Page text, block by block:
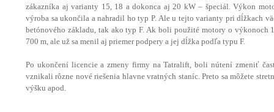
zákazníka aj varianty 15, 18 a dokonca aj 20 kW – špeciál. Výkon
výroba sa ukončila a nahradil ho typ P. Ale u tejto varianty pri dĺžkach
betónového základu, tak ako typ F. Ak boli použité motory o výkonoch
700 m, ale už sa menil aj priemer podpery a jej dĺžka podľa typu F.
Po ukončení licencie a zmeny firmy na Tatralift, boli nútení zmeniť
vznikali rôzne nové riešenia hlavne vratných staníc. Preto sa môžete
výšku apod.